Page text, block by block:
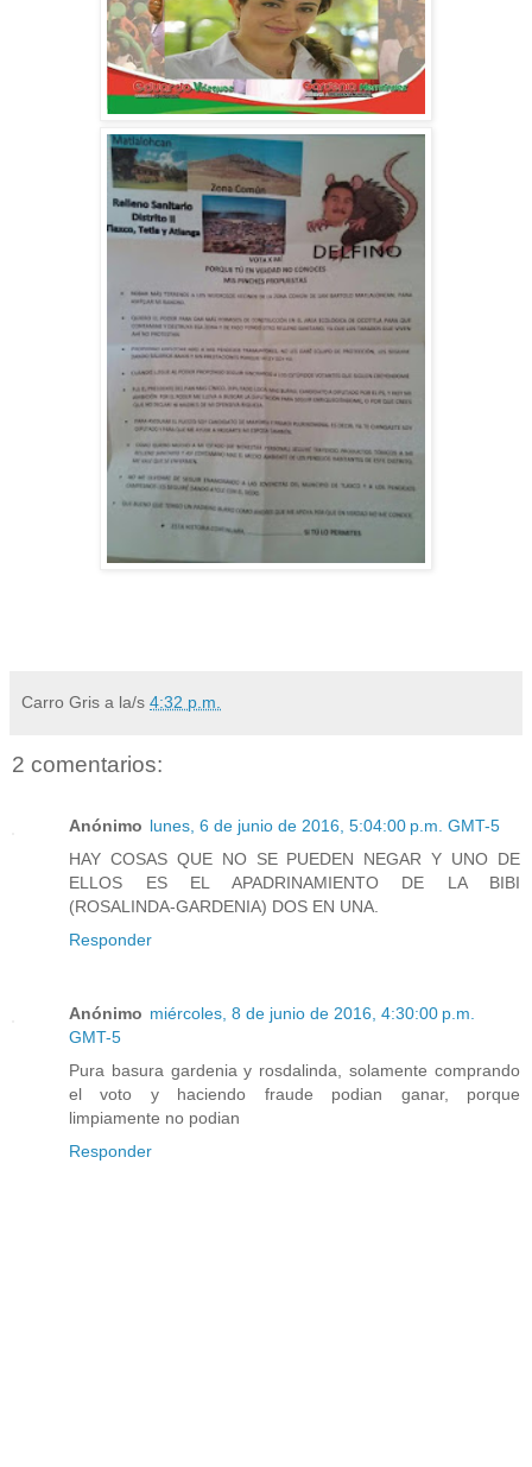
Carro Gris a la/s 4:32 p.m.
2 comentarios:
Anónimo lunes, 6 de junio de 2016, 5:04:00 p.m. GMT-5
HAY COSAS QUE NO SE PUEDEN NEGAR Y UNO DE
ELLOS ES EL APADRINAMIENTO DE LA BIBI
(ROSALINDA-GARDENIA) DOS EN UNA.
Responder
Anónimo miércoles, 8 de junio de 2016, 4:30:00 p.m.
GMT-5
Pura basura gardenia y rosdalinda, solamente comprando
el voto y haciendo fraude podian ganar, porque
limpiamente no podian
Responder